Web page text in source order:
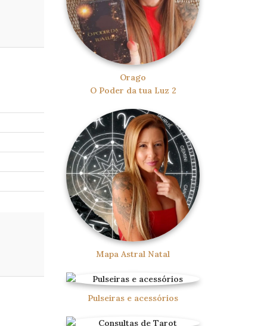
Orago
O Poder da tua Luz 2
Mapa Astral Natal
Pulseiras e acessórios